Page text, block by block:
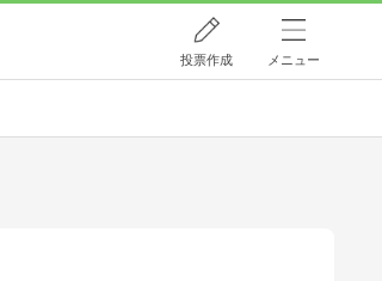
投票作成 メニュー